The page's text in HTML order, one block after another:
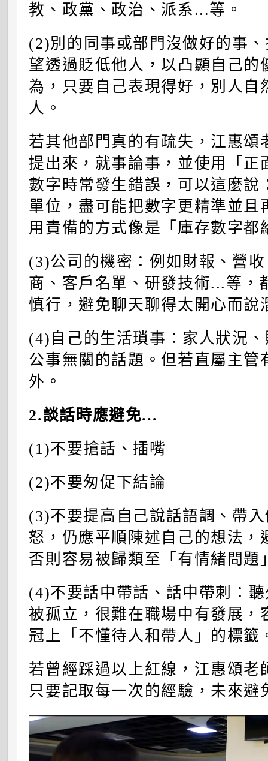
教、政黨、政治、派系...等。
(2)別的同事或部門沒做好的事
望透過貶低他人，以凸顯自己的
為，只要自己表現得好，別人自
人。
若其他部門真的有疏失，江惠頌
提出來，就事論事，並使用「正
數字時常發生錯誤，可以這麼說
單位，盡可能把數字更精準並且
用責備的方式像是「庫存數字都
(3)公司的機密：例如財報、營
商、客戶名單、研發技術...等，
慎行，避免聊天聊得太開心而說
(4) 自己的生活瑣事：家人狀況
公事無關的話題。但若直屬主管
外。
2.談話時應避免...
(1)不要搶話、插嘴
(2)不要匆促下結論
(3)不要提高自己說話語調、帶
怒，仍應平順陳述自己的想法，
否則容易被歸類至「有情緒問題
(4)不要話中帶話、話中帶刺：
被孤立，很難在職場中有發展，
冠上「不懂待人和帶人」的標籤
若曾經踩過以上紅線，江惠頌老
只要記取每一次的經驗，未來避